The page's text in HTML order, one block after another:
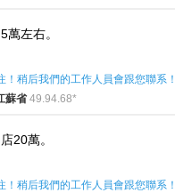
左右。
！稍后我們的工作人員會跟您聯系
蘇省49.94.68*
20萬。
！稍后我們的工作人員會跟您聯系